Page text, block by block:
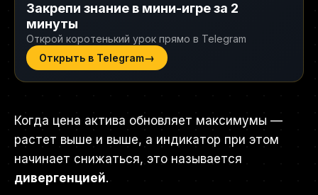
Закрепи знание в мини-игре за 2
минуты
Открой коротенький урок прямо в Telegram
Открыть в Telegram→
Когда цена актива обновляет максимумы —
растет выше и выше, а индикатор при этом
начинает снижаться, это называется
дивергенцией.